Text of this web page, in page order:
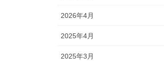
2026年4月
2025年4月
2025年3月